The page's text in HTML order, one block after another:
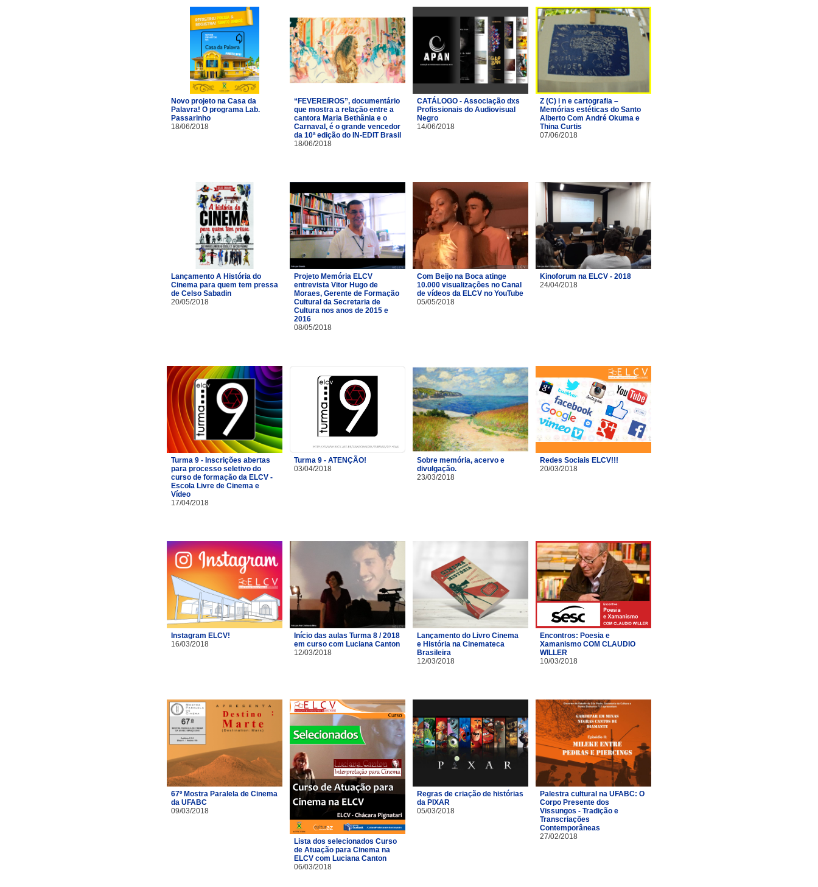
Novo projeto na Casa da
Palavra! O programa Lab.
Passarinho
18/06/2018
“FEVEREIROS”, documentário
que mostra a relação entre a
cantora Maria Bethânia e o
Carnaval, é o grande vencedor
da 10ª edição do IN-EDIT Brasil
18/06/2018
CATÁLOGO - Associação dxs
Profissionais do Audiovisual
Negro
14/06/2018
Z (C) i n e cartografia –
Memórias estéticas do Santo
Alberto Com André Okuma e
Thina Curtis
07/06/2018
Lançamento A História do
Cinema para quem tem pressa
de Celso Sabadin
20/05/2018
Projeto Memória ELCV
entrevista Vitor Hugo de
Moraes, Gerente de Formação
Cultural da Secretaria de
Cultura nos anos de 2015 e
2016
08/05/2018
Com Beijo na Boca atinge
10.000 visualizações no Canal
de vídeos da ELCV no YouTube
05/05/2018
Kinoforum na ELCV - 2018
24/04/2018
Turma 9 - Inscrições abertas
para processo seletivo do
curso de formação da ELCV -
Escola Livre de Cinema e
Vídeo
17/04/2018
Turma 9 - ATENÇÃO!
03/04/2018
Sobre memória, acervo e
divulgação.
23/03/2018
Redes Sociais ELCV!!!
20/03/2018
Instagram ELCV!
16/03/2018
Início das aulas Turma 8 / 2018
em curso com Luciana Canton
12/03/2018
Lançamento do Livro Cinema
e História na Cinemateca
Brasileira
12/03/2018
Encontros: Poesia e
Xamanismo COM CLAUDIO
WILLER
10/03/2018
67º Mostra Paralela de Cinema
da UFABC
09/03/2018
Lista dos selecionados Curso
de Atuação para Cinema na
ELCV com Luciana Canton
06/03/2018
Regras de criação de histórias
da PIXAR
05/03/2018
Palestra cultural na UFABC: O
Corpo Presente dos
Vissungos - Tradição e
Transcriações
Contemporâneas
27/02/2018